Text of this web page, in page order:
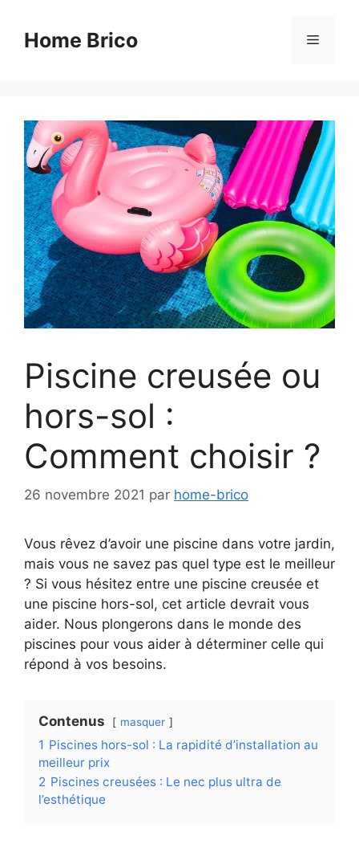
contenuHome Brico Menu
Piscine creusée ou
hors-sol :
Comment choisir ?
26 novembre 2021 par home-brico
Vous rêvez d’avoir une piscine dans votre jardin,
mais vous ne savez pas quel type est le meilleur
? Si vous hésitez entre une piscine creusée et
une piscine hors-sol, cet article devrait vous
aider. Nous plongerons dans le monde des
piscines pour vous aider à déterminer celle qui
répond à vos besoins.
Contenus masquer
1 Piscines hors-sol : La rapidité d’installation au
meilleur prix
2 Piscines creusées : Le nec plus ultra de
l’esthétique